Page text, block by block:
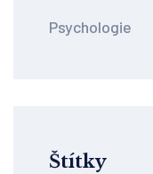
Psychologie
Štítky